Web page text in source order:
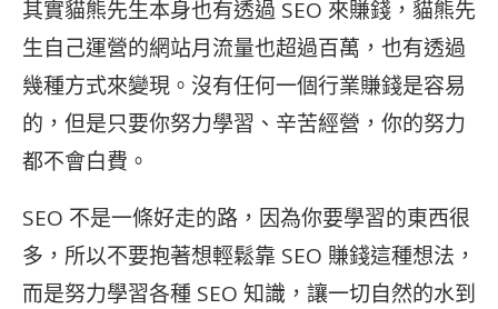
其實貓熊先生本身也有透過 SEO 來賺錢，貓熊先
生自己運營的網站月流量也超過百萬，也有透過
幾種方式來變現。沒有任何一個行業賺錢是容易
的，但是只要你努力學習、辛苦經營，你的努力
都不會白費。
SEO 不是一條好走的路，因為你要學習的東西很
多，所以不要抱著想輕鬆靠 SEO 賺錢這種想法，
而是努力學習各種 SEO 知識，讓一切自然的水到